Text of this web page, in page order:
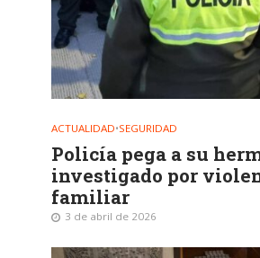
ACTUALIDAD•SEGURIDAD
Policía pega a su
investigado por
familiar
3 de abril de 2026